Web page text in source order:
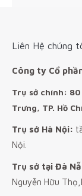
Liên Hệ chúng
Công ty Cổ
Trụ sở chính: 80
Trưng, TP. Hồ
Trụ sở Hà Nội:
Nội.
Trụ sở tại Đà
Nguyễn Hữu